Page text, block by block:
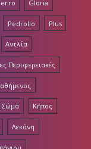
Gloria
Pedrollo Plus
Αντλία
Περιφερειακές
Σώμα Κήπος
Λεκάνη